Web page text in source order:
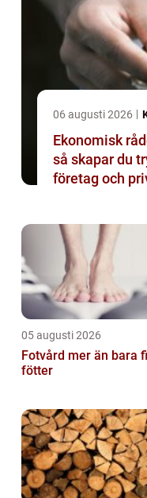
06 augusti 2026
Ekonomisk
så skapar du
företag och
05 augusti 2026
Fotvård mer än bara fina
fötter